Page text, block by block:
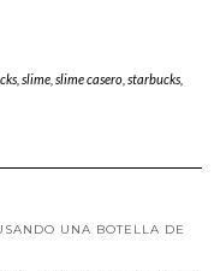
, slime, slime casero, starbucks,
UNA BOTELLA DE